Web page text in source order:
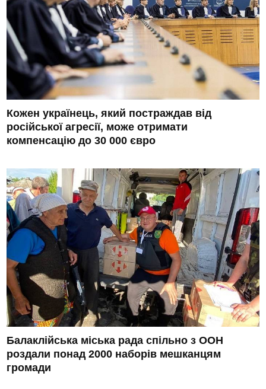
Кожен українець, який постраждав від
російської агресії, може отримати
компенсацію до 30 000 євро
Балаклійська міська рада спільно з ООН
роздали понад 2000 наборів мешканцям
громади